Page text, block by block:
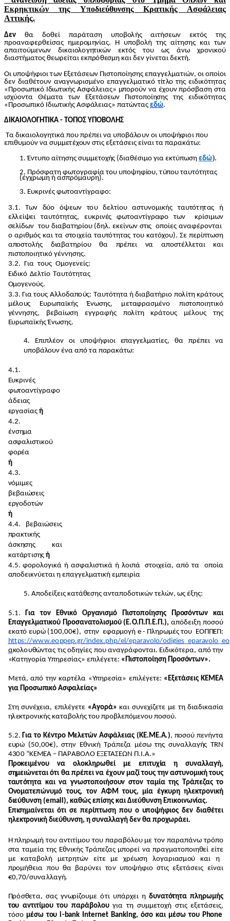
Εκρηκτικών της Υποδιεύθυνσης Κρατικής Ασφάλειας
Αττικής.
Δεν θα δοθεί παράταση υποβολής αιτήσεων εκτόςτης
προαναφερθείσας ημερομηνίας. Η υποβολήτης αίτησης καιτων
απαιτούμενων δικαιολογητικώνεκτόςτου ως άνω χρονικού
διαστήματος θεωρείται εκπρόθεσμη και δεν γίνεται δεκτή.
Οι υποψήφιοιτων Εξετάσεων Π ιστοποίησης επαγγελματιών, οιοποίοι
δεν διαθέτουν αναγνωρισμένο επαγγελματικότίτλοτηςειδικότητας
« Προσωπικό Ι διωτικής Ασφάλειας» μπορούν να έχουν πρόσβαση στα
ισχύοντα Θέματατων Εξετάσεων Π ιστοποίησηςτης ειδικότητας
« Προσωπικό Ι διωτικής Ασφάλειας» πατώνταςεδώ
ΔΙΚΑ ΙΟΛΟΓΗ ΚΑ - ΤΟΠΟΣ ΥΠΟΒΟΛΗΣ
Τα δικαιολογητικά που πρέπει να υποβάλουν οι υποψήφιοι που
επιθυμούν να συμμετέχουνστις εξετάσεις είναιτα παρακάτω:
1. Έντυπο αίτησης συμμετοχής (διαθέσιμο γιαεκτύπωση εδώ).
2. Πρόσφατη φωτογραφίατου υποψηφίου,τύπουταυτότητας
(έγχρωμη ή ασπρόμαυρη).
3. Ευκρινές φωτοαντίγραφο:
3.1. Των δύο όψεωντου δελτίουαστυνομικής ταυτότητας ή
ελλείψειταυτότητας, ευκρινές φωτοαντίγραφοτων κρίσιμων
σελίδωντου διαβατηρίου (δηλ.εκείνων στις οποίες αναφέρονται
ο αριθμός καιτα στοιχείαταυτότητας του κατόχου).Σε περίπτωση
αποστολής διαβατηρίου θα πρέπει να αποστέλλεται και
πιστοποιητικόγέννησης.
3.2. Γιατους Ομογενείς:
ΕιδικόΔελτίο Ταυτότητας
Ομογενούς.
3.3. Γιατους Αλλοδαπούς: Ταυτότητα ή διαβατήριο πολίτη κράτους
μέλους Ευρωπαϊκής Ένωσης, μεταφρασμένο πιστοποιητικό
γέννησης, βεβαίωση εγγραφής πολίτη κράτους μέλους της
Ευρωπαϊκής Ένωσης.
4. Επιπλέον οι υποψήφιοι επαγγελματίες, θα πρέπει να
υποβάλουν ένα απότα παρακάτω:
4.1.
Ευκρινές
φωτοαντίγραφο
άδειας
εργασίαςή
4.2.
ένσημα
ασφαλιστικού
φορέα
ή
4.3.
νόμιμες
βεβαιώσεις
εργοδοτών
ή
4.4. βεβαιώσεις
πρακτικής
άσκησης και
κατάρτισηςή
4.5.φορολογικάή ασφαλιστικά ή λοιπά στοιχεία, απότα οποία
αποδεικνύεταιηεπαγγελματική εμπειρία
5. Αποδείξεις κατάθεσης ανταποδοτικώντελών, ωςέξης:
5.1. ια τον Εθνικό Οργανισμό Π ιστοποίησης Προσόντων και
Επαγγελματικού Προσανατολισμού (Ε.Ο. . . Ε. .),απόδειξη ποσού
εκατό ευρώ ( 100,00€),στην εφαρμογή e - Πληρωμέςτου ΕΟΠ Π ΕΠ :
https://www.eoppep.gr/index.php/el/eparavol o/od igies_ eparavo lo _eo
ακολουθώνταςτιςοδηγίες που αναγράφονται. Ειδικότερα, απότην
«Κατηγορία Υπηρεσίας» επιλέγετε: « ιστοποίηση Προσόντων».
Μετά, από την καρτέλα «Υπηρεσία» επιλέγετε: « Εξετάσεις ΚΕΜ ΕΑ
για Π ροσωπικόΑσφαλείας»
Στη συνέχεια, επιλέγετε «Αγορά» και συνεχίζετε μετη διαδικασία
ηλεκτρονικής καταβολήςτου προβλεπόμενου ποσού.
5.2. ια το Κέντρο Μελετών Ασφάλειας ( ΚΕ. Μ Ε.Α. ), ποσούπενήντα
ευρώ ( 50,00€),στην Εθνική Τράπεζα μέσωτης συναλλαγής TRN
4300 “ ΚΕΜ ΕΑ – ΠΑΡΑΒΟΛΟ ΕΞΕΤΑΣΕΩΝ Π . .Α.»
Προκειμένουναολοκληρωθεί με επιτυχία η συναλλαγή,
σημειώνεταιότι θα πρέπεινα έχουν μαζί τους τηναστυνομικήτους
ταυτότητα καινα γνωστοποιήσουν στονταμία της ράπεζας το
Ονοματεπώνυμό τους, τον ΑΦΜ τους, μία έγκυρη ηλεκτρονική
διεύθυνση (emai ), καθώς επίσης και Διεύθυνση Επικοινωνίας.
Επισημαίνεταιότι σε περίπτωση που ο υποψήφιος δεν διαθέτει
ηλεκτρονική διεύθυνση, η συναλλαγή δεν θα προχωράει.
Η πληρωμήτου αντιτίμουτου παραβόλου μετονπαραπάνωτρόπο
σταταμείατης Εθνικής Τράπεζας μπορεί να πραγματοποιηθεί είτε
με καταβολή μετρητών είτε μεχρέωση λογαριασμού και η
προμήθεια που θα βαρύνει τον υποψήφιοστιςεξετάσεις είναι
€0,70/συναλλαγή.
Πρόσθετα, σας γνωρίζουμεότι υπάρχει η δυνατότητα πληρωμής
τουαντιτίμου του παράβολουγιατη συμμετοχή στις εξετάσεις,
τόσο μέσω τουi-bank Internet Banking, όσο και μέσω του Phone